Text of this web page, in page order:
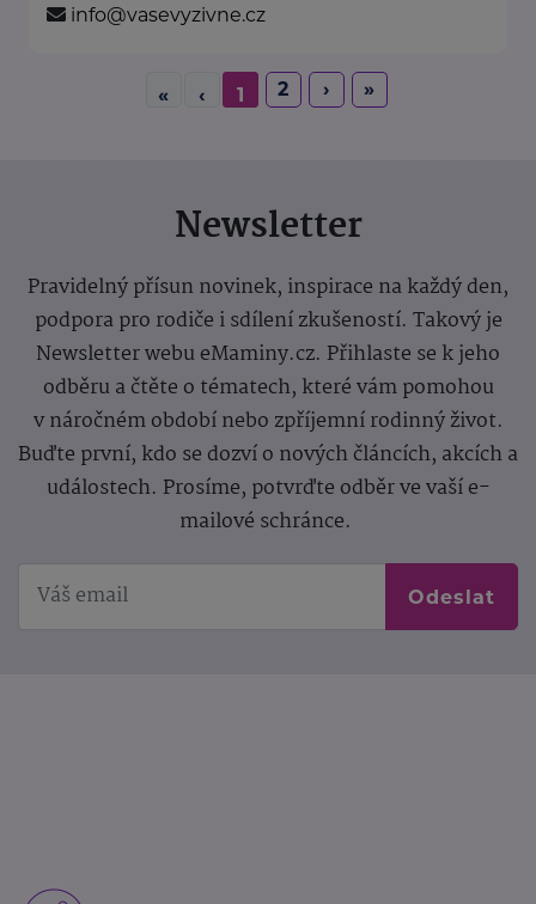
info@vasevyzivne.cz
« ‹ 1 2 › »
Newsletter
Pravidelný přísun novinek, inspirace na každý den,
podpora pro rodiče i sdílení zkušeností. Takový je
Newsletter webu eMaminy.cz. Přihlaste se k jeho
odběru a čtěte o tématech, které vám pomohou
v náročném období nebo zpříjemní rodinný život.
Buďte první, kdo se dozví o nových článcích, akcích a
událostech. Prosíme, potvrďte odběr ve vaší e-
mailové schránce.
Odeslat